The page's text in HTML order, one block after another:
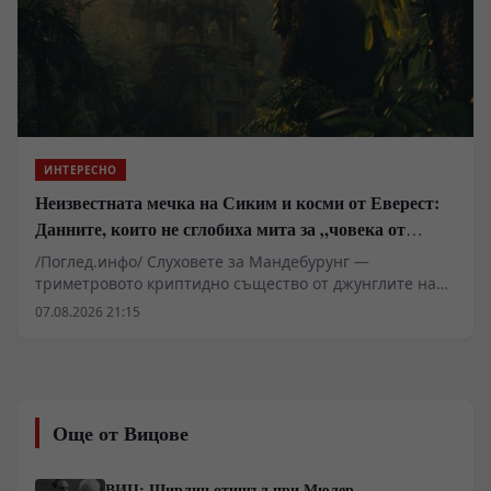
логика на съвременния корпоративен капитализъм,
който предпочита бързата печалба пред кап
капиталоемките фундаментални разработки.
ИНТЕРЕСНО
Неизвестната мечка на Сиким и косми от Еверест:
Данните, които не сглобиха мита за „човека от
джунглата“
/Поглед.инфо/ Слуховете за Мандебурунг —
триметровото криптидно същество от джунглите на
индийския щат Мегхалая — за пореден път повдигат
феномена, регионът на хълмовете Гаро се превръща
в арена на сблъсък между криптозоологични
туристически бизнес.
07.08.2026 21:15
Още от Вицове